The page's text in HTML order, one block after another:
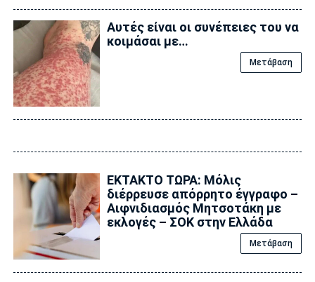
Αυτές είναι οι συνέπειες του να
κοιμάσαι με…
Μετάβαση
ΕΚΤΑΚΤΟ ΤΩΡΑ: Μόλις
διέρρευσε απόρρητο έγγραφο –
Αιφνιδιασμός Μητσοτάκη με
εκλογές – ΣΟΚ στην Ελλάδα
Μετάβαση